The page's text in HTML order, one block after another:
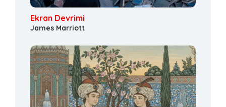
Ekran Devrimi
James Marriott